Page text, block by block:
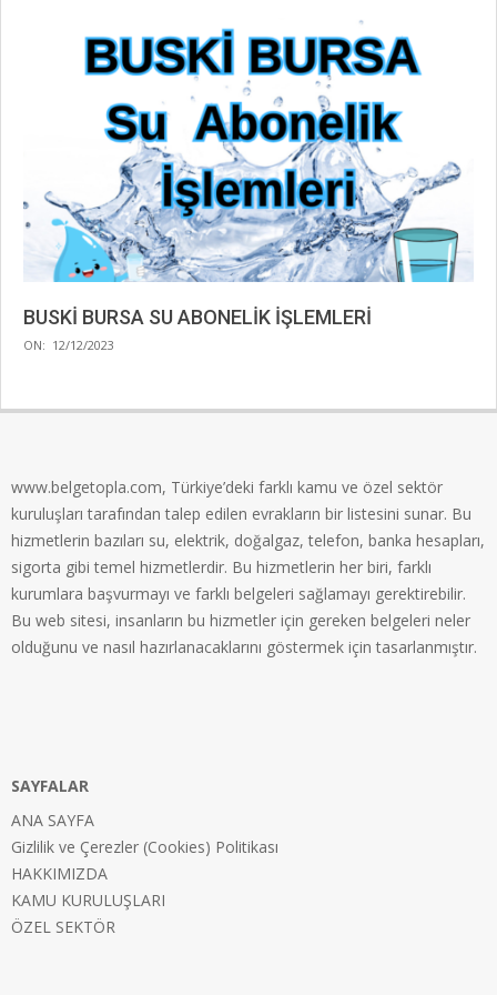
BUSKİ BURSA SU ABONELİK İŞLEMLERİ
2023-
ON: 12/12/2023
www.belgetopla.com, Türkiye’deki farklı kamu ve özel sektör
kuruluşları tarafından talep edilen evrakların bir listesini sunar. Bu
hizmetlerin bazıları su, elektrik, doğalgaz, telefon, banka hesapları,
sigorta gibi temel hizmetlerdir. Bu hizmetlerin her biri, farklı
kurumlara başvurmayı ve farklı belgeleri sağlamayı gerektirebilir.
Bu web sitesi, insanların bu hizmetler için gereken belgeleri neler
olduğunu ve nasıl hazırlanacaklarını göstermek için tasarlanmıştır.
SAYFALAR
ANA SAYFA
Gizlilik ve Çerezler (Cookies) Politikası
HAKKIMIZDA
KAMU KURULUŞLARI
ÖZEL SEKTÖR